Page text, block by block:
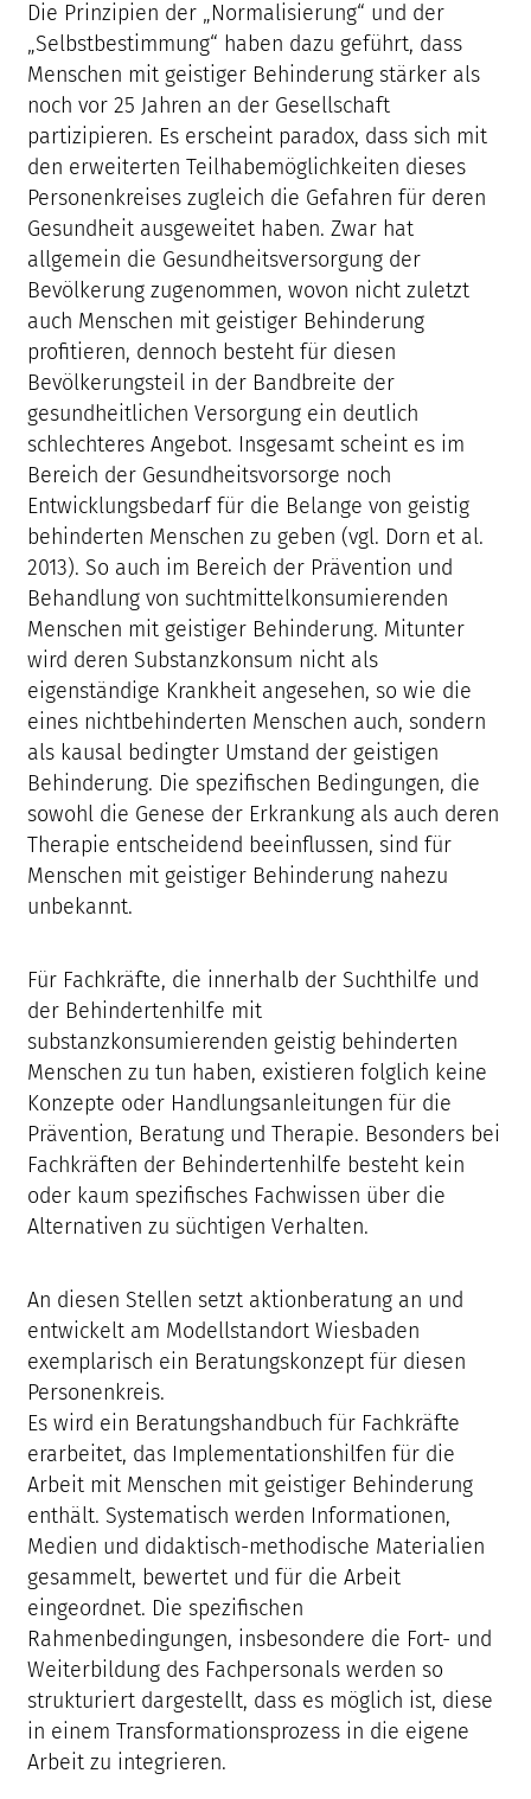
Die Prinzipien der „Normalisierung“ und der
„Selbstbestimmung“ haben dazu geführt, dass
Menschen mit geistiger Behinderung stärker als
noch vor 25 Jahren an der Gesellschaft
partizipieren. Es erscheint paradox, dass sich mit
den erweiterten Teilhabemöglichkeiten dieses
Personenkreises zugleich die Gefahren für deren
Gesundheit ausgeweitet haben. Zwar hat
allgemein die Gesundheitsversorgung der
Bevölkerung zugenommen, wovon nicht zuletzt
auch Menschen mit geistiger Behinderung
profitieren, dennoch besteht für diesen
Bevölkerungsteil in der Bandbreite der
gesundheitlichen Versorgung ein deutlich
schlechteres Angebot. Insgesamt scheint es im
Bereich der Gesundheitsvorsorge noch
Entwicklungsbedarf für die Belange von geistig
behinderten Menschen zu geben (vgl. Dorn et al.
2013). So auch im Bereich der Prävention und
Behandlung von suchtmittelkonsumierenden
Menschen mit geistiger Behinderung. Mitunter
wird deren Substanzkonsum nicht als
eigenständige Krankheit angesehen, so wie die
eines nichtbehinderten Menschen auch, sondern
als kausal bedingter Umstand der geistigen
Behinderung. Die spezifischen Bedingungen, die
sowohl die Genese der Erkrankung als auch deren
Therapie entscheidend beeinflussen, sind für
Menschen mit geistiger Behinderung nahezu
unbekannt.
Für Fachkräfte, die innerhalb der Suchthilfe und
der Behindertenhilfe mit
substanzkonsumierenden geistig behinderten
Menschen zu tun haben, existieren folglich keine
Konzepte oder Handlungsanleitungen für die
Prävention, Beratung und Therapie. Besonders bei
Fachkräften der Behindertenhilfe besteht kein
oder kaum spezifisches Fachwissen über die
Alternativen zu süchtigen Verhalten.
An diesen Stellen setzt aktionberatung an und
entwickelt am Modellstandort Wiesbaden
exemplarisch ein Beratungskonzept für diesen
Personenkreis.
Es wird ein Beratungshandbuch für Fachkräfte
erarbeitet, das Implementationshilfen für die
Arbeit mit Menschen mit geistiger Behinderung
enthält. Systematisch werden Informationen,
Medien und didaktisch-methodische Materialien
gesammelt, bewertet und für die Arbeit
eingeordnet. Die spezifischen
Rahmenbedingungen, insbesondere die Fort- und
Weiterbildung des Fachpersonals werden so
strukturiert dargestellt, dass es möglich ist, diese
in einem Transformationsprozess in die eigene
Arbeit zu integrieren.